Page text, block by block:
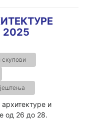
2025
скупови
и
од 26 до 28.